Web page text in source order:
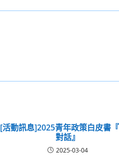
[活動訊息]2025青年政策白皮書
對話』
2025-03-04